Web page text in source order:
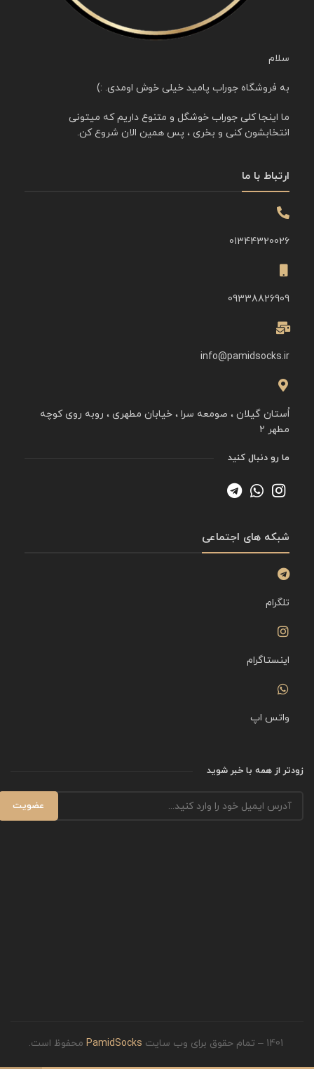
سلام
به فروشگاه جوراب پامید خیلی خوش اومدی. :)
ما اینجا کلی جوراب خوشگل و متنوع داریم که میتونی
انتخابشون کنی و بخری ، پس همین الان شروع کن.
ارتباط با ما
01344320026
09338826909
info@pamidsocks.ir
اُستان گیلان ، صومعه سرا ، خیابان مطهری ، روبه روی کوچه
مطهر ۲
ما رو دنبال کنید
شبکه های اجتماعی
تلگرام
اینستاگرام
واتس اپ
زودتر از همه با خبر شوید
PamidSocks محفوظ است.